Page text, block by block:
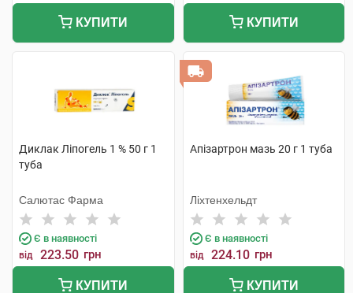
КУПИТИ КУПИТИ
Диклак Ліпогель 1 % 50 г 1
туба
Салютас Фарма
Є в наявності
від 223.50 грн
КУПИТИ
Апізартрон мазь 20 г 1 туба
Ліхтенхельдт
Є в наявності
від 224.10 грн
КУПИТИ